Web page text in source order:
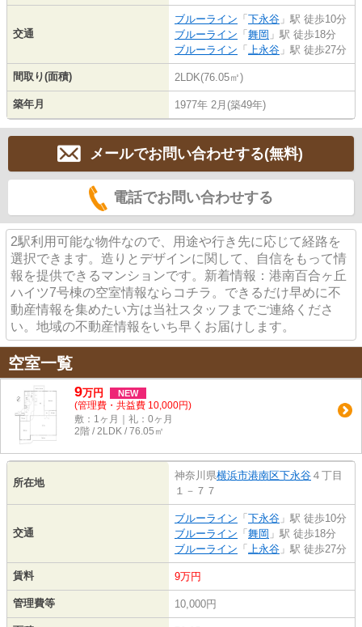
交通
ブルーライン 「 下永谷 」駅 徒歩10分
ブルーライン 「 舞岡 」駅 徒歩18分
ブルーライン 「 上永谷 」駅 徒歩27分
間取り(面積) 2LDK(76.05㎡)
築年月 1977年 2月(築49年)
メールでお問い合わせする(無料)
電話でお問い合わせする
2駅利用可能な物件なので、用途や行き先に応じて経路を
選択できます。造りとデザインに関して、自信をもって情
報を提供できるマンションです。新着情報：港南百合ヶ丘
ハイツ7号棟の空室情報ならコチラ。できるだけ早めに不
動産情報を集めたい方は当社スタッフまでご連絡くださ
い。地域の不動産情報をいち早くお届けします。
空室一覧
9万円 NEW
(管理費・共益費 10,000円)
敷：1ヶ月｜礼：0ヶ月
2階 / 2LDK / 76.05㎡
所在地
神奈川県横浜市港南区下永谷 ４丁目
１－７７
交通
ブルーライン 「 下永谷 」駅 徒歩10分
ブルーライン 「 舞岡 」駅 徒歩18分
ブルーライン 「 上永谷 」駅 徒歩27分
賃料 9万円
管理費等 10,000円